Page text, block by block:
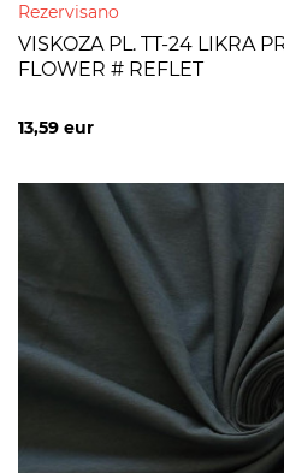
Rezervisano
VISKOZA PL. TT-24 LIKRA
FLOWER # REFLET
13,59 eur